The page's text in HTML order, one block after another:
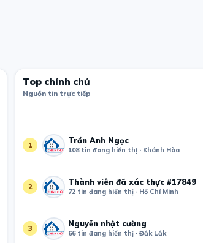
Top chính chủ
Nguồn tin trực tiếp
1 Trần Anh Ngọc
108 tin đang hiển thị · Khánh Hòa
2 Thành viên đã xác thực #17849
72 tin đang hiển thị · Hồ Chí Minh
3 Nguyễn nhật cường
66 tin đang hiển thị · Đắk Lắk